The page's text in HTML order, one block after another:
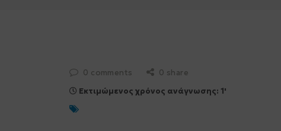
0 comments
0 share
Εκτιμώμενος χρόνος ανάγνωσης: 1'